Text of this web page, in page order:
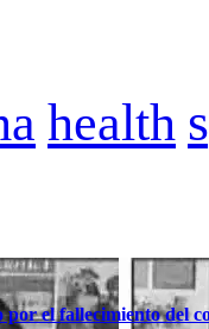
health
por el fallecimiento del